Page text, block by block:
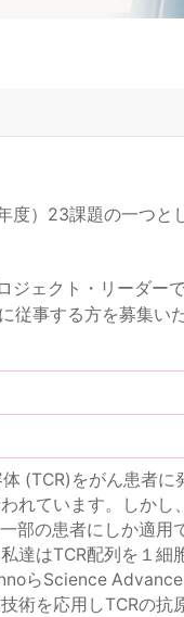
）23課題の一つと
ジェクト・リーダ
事する方を募集いた
(TCR)をがん患者に
れています。しか
部の患者にしか適
達はTCR配列を１細
らScience
術を応用しTCRの